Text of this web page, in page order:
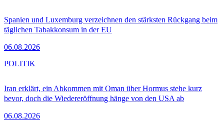
Spanien und Luxemburg verzeichnen den stärksten Rückgang beim
täglichen Tabakkonsum in der EU
06.08.2026
Iran erklärt, ein Abkommen mit Oman über Hormus stehe kurz
bevor, doch die Wiedereröffnung hänge von den USA ab
06.08.2026
POLITIK